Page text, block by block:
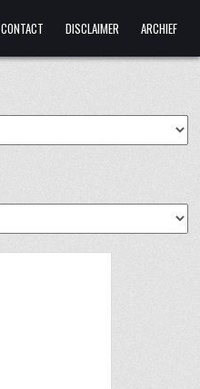
CONTACT DISCLAIMER ARCHIEF